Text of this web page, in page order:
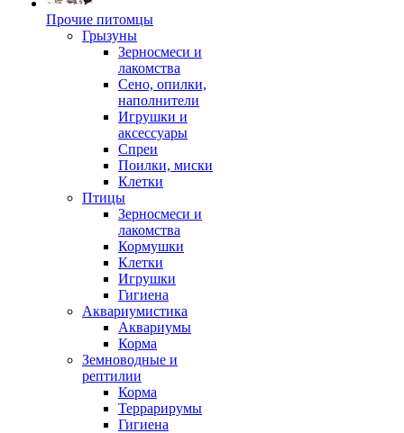
Прочие питомцы
Грызуны
Зерносмеси и
лакомства
Сено, опилки,
наполнители
Игрушки и
аксессуары
Спреи
Поилки, миски
Клетки
Птицы
Зерносмеси и
лакомства
Кормушки
Клетки
Игрушки
Гигиена
Аквариумистика
Аквариумы
Корма
Земноводные и
рептилии
Корма
Террарирумы
Гигиена